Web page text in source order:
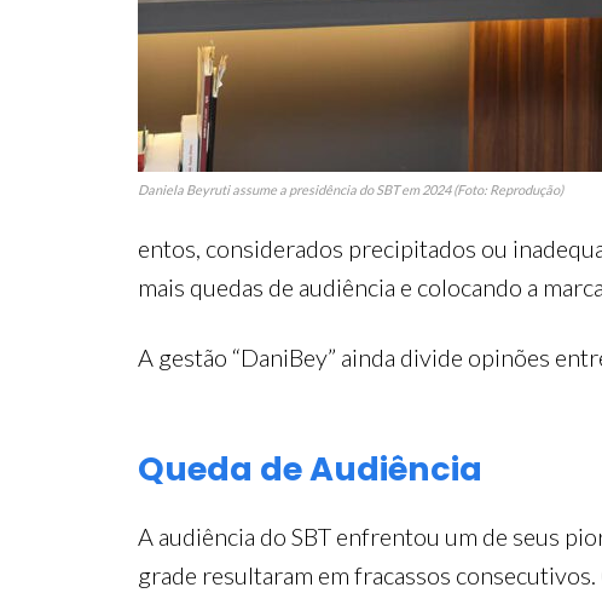
Daniela Beyruti assume a presidência do SBT em 2024 (Foto: Reprodução)
entos, considerados precipitados ou
mais quedas de audiência e colocando a
A gestão “DaniBey” ainda divide opinões
Queda de Audiência
A audiência do SBT enfrentou um de seus
grade resultaram em fracassos